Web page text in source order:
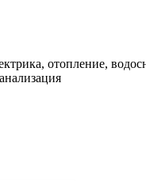
отопление,